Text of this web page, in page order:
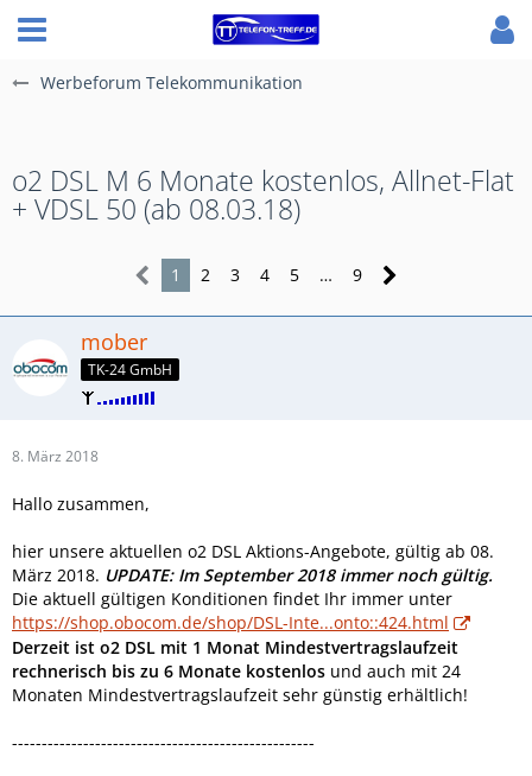
Werbeforum Telekommunikation
o2 DSL M 6 Monate kostenlos, Allnet-Flat
+ VDSL 50 (ab 08.03.18)
1 2 3 4 5 … 9
mober
TK-24 GmbH
8. März 2018
Hallo zusammen,
hier unsere aktuellen o2 DSL Aktions-Angebote, gültig ab 08.
März 2018. UPDATE: Im September 2018 immer noch gültig.
Die aktuell gültigen Konditionen findet Ihr immer unter
https://shop.obocom.de/shop/DSL-Inte...onto::424.html
Derzeit ist o2 DSL mit 1 Monat Mindestvertragslaufzeit
rechnerisch bis zu 6 Monate kostenlos und auch mit 24
Monaten Mindestvertragslaufzeit sehr günstig erhältlich!
---------------------------------------------------